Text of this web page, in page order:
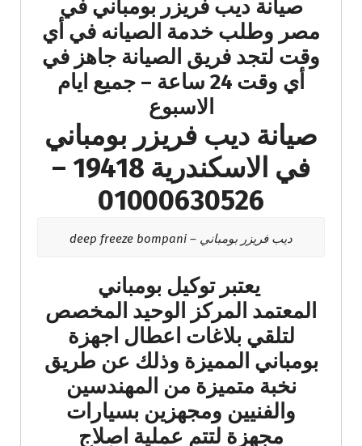
صيانة ديب فريزر بومباني في
مصر وطلب خدمة الصيانه في أي
وقت لتجد فريق الصيانة جاهز في
أي وقت 24 ساعة – جميع ايام
الاسبوع
صيانة ديب فريزر بومباني
في الاسكندرية 19418 –
01000630526
ديب فريزر بومباني – deep freeze bompani
يعتبر توكيل بومباني
المعتمد المركز الوحيد المخصص
لتلقي بلاغات اعطال اجهزة
بومباني المميزة وذلك عن طريق
نخبة متميزة من المهندسين
والفنيين ومجهزين بسيارات
مجهزة لتتم عملية اصلاج